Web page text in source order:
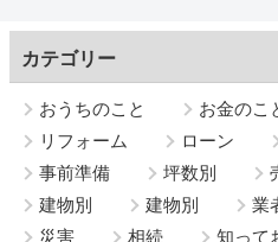
カテゴリー
おうちのこと お金のこ
リフォーム
ローン
事前準備
坪数別
建物別
建物別 業
災害
相続
知って